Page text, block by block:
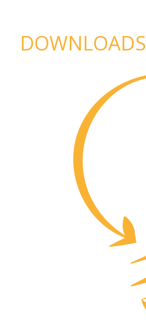
DOWNLOADS